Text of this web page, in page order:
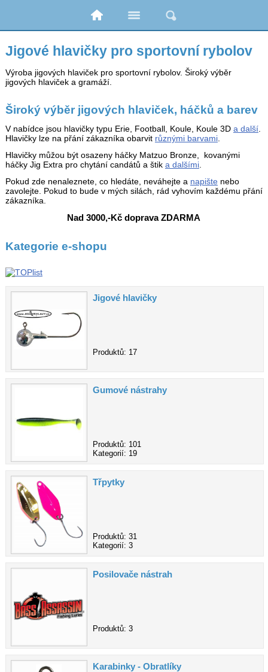
Jigové hlavičky pro sportovní rybolov
Výroba jigových hlaviček pro sportovní rybolov. Široký výběr
jigových hlaviček a gramáží.
Široký výběr jigových hlaviček, háčků a barev
V nabídce jsou hlavičky typu Erie, Football, Koule, Koule 3D a další.
Hlavičky lze na přání zákazníka obarvit různými barvami.
Hlavičky můžou být osazeny háčky Matzuo Bronze, kovanými
háčky Jig Extra pro chytání candátů a štik a dalšími.
Pokud zde nenaleznete, co hledáte, neváhejte a napištenebo
zavolejte. Pokud to bude v mých silách, rád vyhovím každému přání
zákazníka.
Nad 3000,-Kč doprava ZDARMA
Kategorie e-shopu
Jigové hlavičky
Produktů: 17
Gumové nástrahy
Produktů: 101
Kategorií: 19
Třpytky
Produktů: 31
Kategorií: 3
Posilovače nástrah
Produktů: 3
Karabinky - Obratlíky